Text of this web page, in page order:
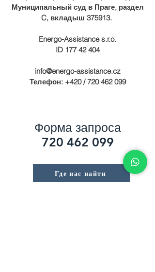
Муниципальный суд в Праге, раздел
C, вкладыш 375913. ​
Energo-Assistance s.r.o.
ID 177 42 404
info@energo-assistance.cz
Телефон: +420 / 720 462 099
Форма запроса
720 462 099
Где нас найти